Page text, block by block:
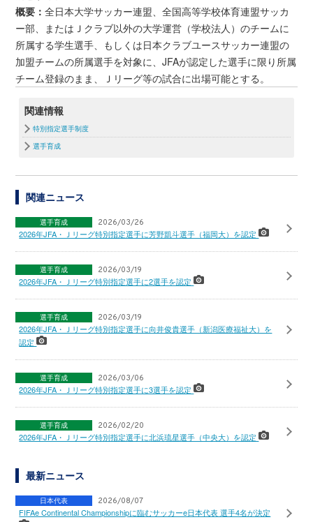
概要：全日本大学サッカー連盟、全国高等学校体育連盟サッカ
ー部、またはＪクラブ以外の大学運営（学校法人）のチームに
所属する学生選手、もしくは日本クラブユースサッカー連盟の
加盟チームの所属選手を対象に、JFAが認定した選手に限り所属
チーム登録のまま、Ｊリーグ等の試合に出場可能とする。
関連情報
特別指定選手制度
選手育成
関連ニュース
選手育成 2026/03/26
2026年JFA・Ｊリーグ特別指定選手に芳野凱斗選手（福岡大）を認定
選手育成 2026/03/19
2026年JFA・Ｊリーグ特別指定選手に2選手を認定
選手育成 2026/03/19
2026年JFA・Ｊリーグ特別指定選手に向井俊貴選手（新潟医療福祉大）を
認定
選手育成 2026/03/06
2026年JFA・Ｊリーグ特別指定選手に3選手を認定
選手育成 2026/02/20
2026年JFA・Ｊリーグ特別指定選手に北浜琉星選手（中央大）を認定
最新ニュース
日本代表 2026/08/07
FIFAe Continental Championshipに臨むサッカーe日本代表 選手4名が決定